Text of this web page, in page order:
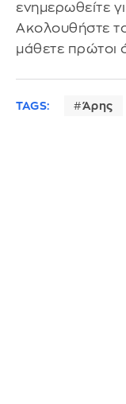
ενημερωθείτε
Ακολουθήστε
μάθετε πρώτοι
TAGS: Άρης